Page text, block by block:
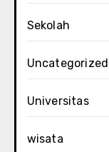
Sekolah
Uncategorized
Universitas
wisata